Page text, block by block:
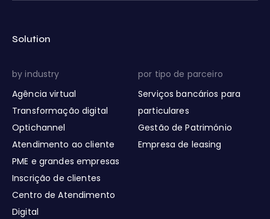
Solution
by industry
Agência virtual
Transformação digital
Optichannel
Atendimento ao cliente
PME e grandes empresas
Inscrição de clientes
Centro de Atendimento
Digital
por tipo de parceiro
Serviços bancários para
particulares
Gestão de Património
Empresa de leasing